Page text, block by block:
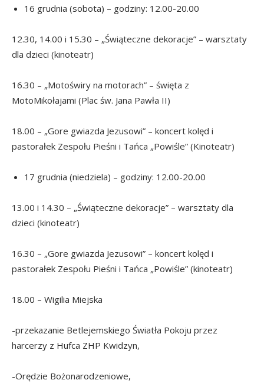
16 grudnia (sobota) – godziny: 12.00-20.00
12.30, 14.00 i 15.30 – „Świąteczne dekoracje” – warsztaty
dla dzieci (kinoteatr)
16.30 – „Motoświry na motorach” – święta z
MotoMikołajami (Plac św. Jana Pawła II)
18.00 – „Gore gwiazda Jezusowi” – koncert kolęd i
pastorałek Zespołu Pieśni i Tańca „Powiśle” (Kinoteatr)
17 grudnia (niedziela) – godziny: 12.00-20.00
13.00 i 14.30 – „Świąteczne dekoracje” – warsztaty dla
dzieci (kinoteatr)
16.30 – „Gore gwiazda Jezusowi” – koncert kolęd i
pastorałek Zespołu Pieśni i Tańca „Powiśle” (kinoteatr)
18.00 – Wigilia Miejska
-przekazanie Betlejemskiego Światła Pokoju przez
harcerzy z Hufca ZHP Kwidzyn,
-Orędzie Bożonarodzeniowe,